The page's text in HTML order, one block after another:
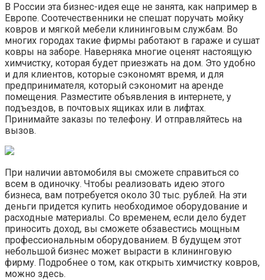
В России эта бизнес-идея еще не занята, как например в
Европе. Соотечественники не спешат поручать мойку
ковров и мягкой мебели клининговым службам. Во
многих городах такие фирмы работают в гараже и сушат
ковры на заборе. Наверняка многие оценят настоящую
химчистку, которая будет приезжать на дом. Это удобно
и для клиентов, которые сэкономят время, и для
предпринимателя, который сэкономит на аренде
помещения. Разместите объявления в интернете, у
подъездов, в почтовых ящиках или в лифтах.
Принимайте заказы по телефону. И отправляйтесь на
вызов.
При наличии автомобиля вы сможете справиться со
всем в одиночку. Чтобы реализовать идею этого
бизнеса, вам потребуется около 30 тыс. рублей. На эти
деньги придется купить необходимое оборудование и
расходные материалы. Со временем, если дело будет
приносить доход, вы сможете обзавестись мощным
профессиональным оборудованием. В будущем этот
небольшой бизнес может вырасти в клининговую
фирму. Подробнее о том, как открыть химчистку ковров,
можно здесь.